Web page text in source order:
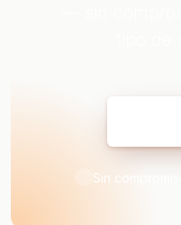
Sin compromiso